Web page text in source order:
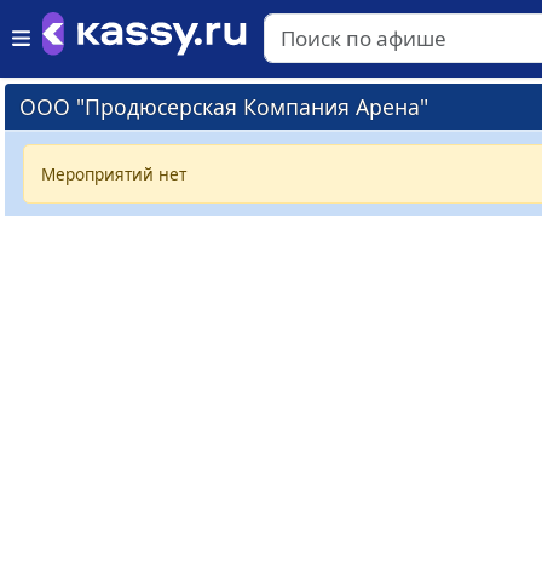
ООО "Продюсерская Компания Арена"
Мероприятий нет